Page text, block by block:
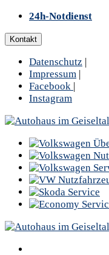
24h-Notdienst
Kontakt
Datenschutz |
Impressum |
Facebook |
Instagram